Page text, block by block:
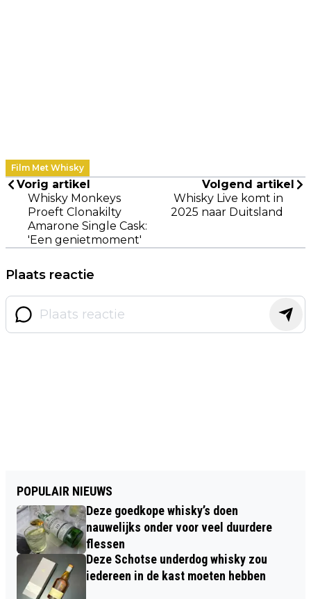
Film Met Whisky
Vorig artikel
Whisky Monkeys
Proeft Clonakilty
Amarone Single Cask:
'Een genietmoment'
Volgend artikel
Whisky Live komt in
2025 naar Duitsland
Plaats reactie
POPULAIR NIEUWS
Deze goedkope whisky’s doen
nauwelijks onder voor veel duurdere
flessen
Deze Schotse underdog whisky zou
iedereen in de kast moeten hebben